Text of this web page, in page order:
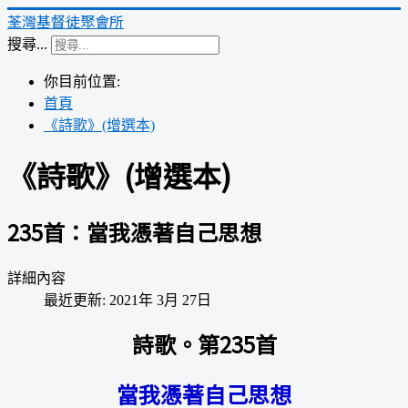
荃灣基督徒聚會所
搜尋...
你目前位置:
首頁
《詩歌》(增選本)
《詩歌》(增選本)
235首：當我憑著自己思想
詳細內容
最近更新: 2021年 3月 27日
詩歌。第235首
當我憑著自己思想